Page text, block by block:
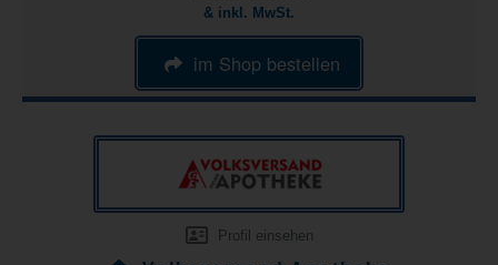
& inkl. MwSt.
im Shop bestellen
Profil einsehen